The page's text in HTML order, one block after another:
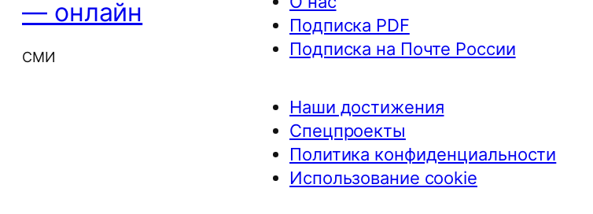
— онлайн
СМИ
Подписка PDF
Подписка на Почте России
Наши достижения
Спецпроекты
Политика конфиденциальности
Использование cookie